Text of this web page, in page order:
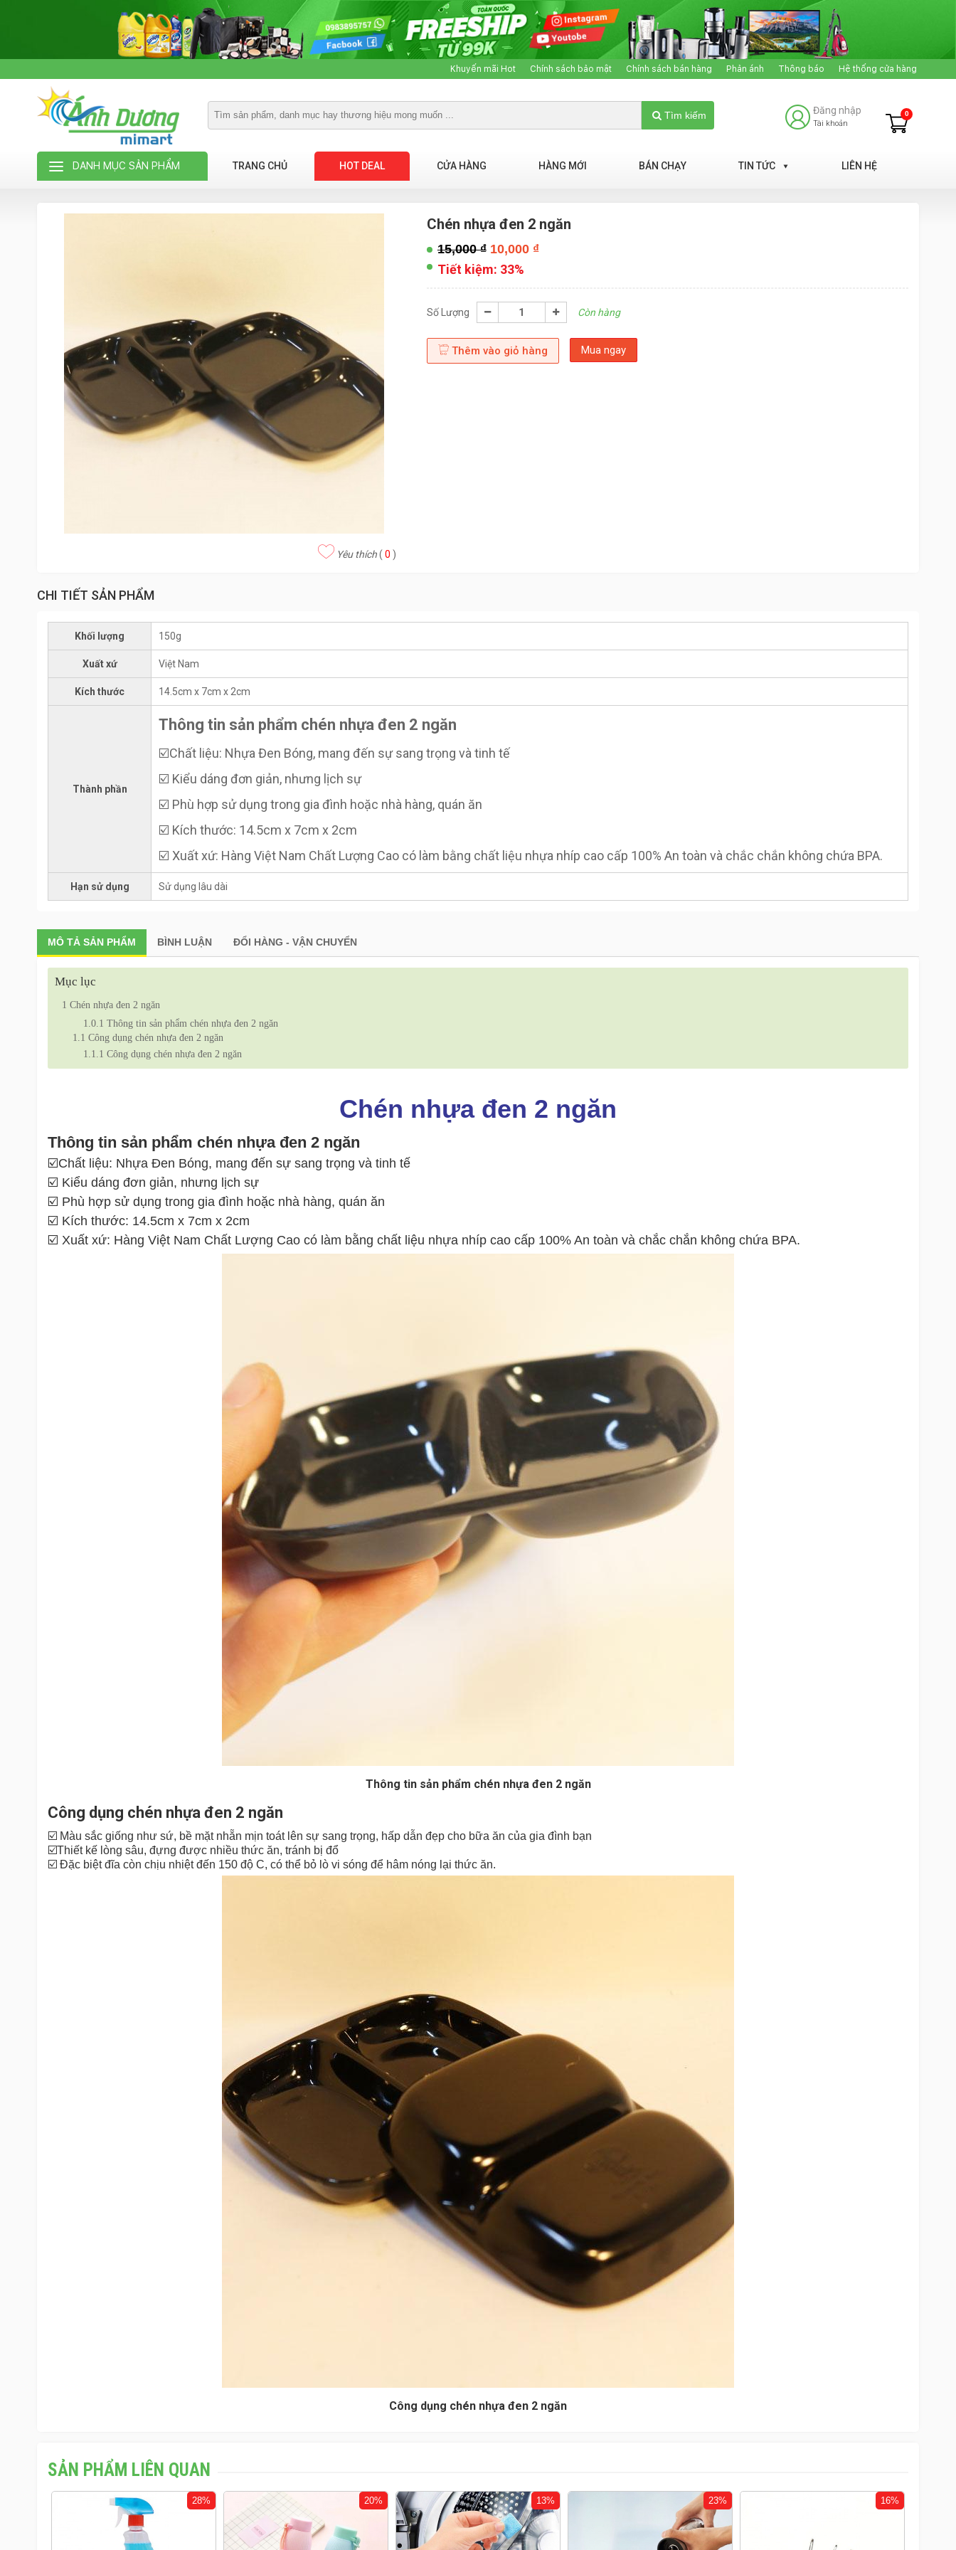
Khuyến mãi Hot Chính sách bảo mật Chính sách bán hàng Phản ánh Thông báo Hệ thống cửa hàng
Tìm kiếm Đăng nhập
Tài khoản
0
DANH MỤC SẢN PHẨM TRANG CHỦ HOT DEAL CỬA HÀNG HÀNG MỚI BÁN CHẠY TIN TỨC LIÊN HỆ
Yêu thích(0 )
Chén nhựa đen 2 ngăn
15,000₫10,000 ₫
Tiết kiệm: 33%
Số Lượng Còn hàng
Thêm vào giỏ hàng Mua ngay
CHI TIẾT SẢN PHẨM
Khối lượng 150g
Xuất xứ Việt Nam
Kích thước 14.5cm x 7cm x 2cm
Thành phần
Thông tin sản phẩm chén nhựa đen 2 ngăn
☑️Chất liệu: Nhựa Đen Bóng, mang đến sự sang trọng và tinh tế
☑️ Kiểu dáng đơn giản, nhưng lịch sự
☑️ Phù hợp sử dụng trong gia đình hoặc nhà hàng, quán ăn
☑️ Kích thước: 14.5cm x 7cm x 2cm
☑️ Xuất xứ: Hàng Việt Nam Chất Lượng Cao có làm bằng chất liệu nhựa nhíp cao cấp 100% An toàn và chắc chắn không chứa BPA.
Hạn sử dụng Sử dụng lâu dài
MÔ TẢ SẢN PHẨM BÌNH LUẬN ĐỔI HÀNG - VẬN CHUYỂN
Mục lục
1 Chén nhựa đen 2 ngăn
1.0.1 Thông tin sản phẩm chén nhựa đen 2 ngăn
1.1 Công dụng chén nhựa đen 2 ngăn
1.1.1 Công dụng chén nhựa đen 2 ngăn
Chén nhựa đen 2 ngăn
Thông tin sản phẩm chén nhựa đen 2 ngăn
☑️Chất liệu: Nhựa Đen Bóng, mang đến sự sang trọng và tinh tế
☑️ Kiểu dáng đơn giản, nhưng lịch sự
☑️ Phù hợp sử dụng trong gia đình hoặc nhà hàng, quán ăn
☑️ Kích thước: 14.5cm x 7cm x 2cm
☑️ Xuất xứ: Hàng Việt Nam Chất Lượng Cao có làm bằng chất liệu nhựa nhíp cao cấp 100% An toàn và chắc chắn không chứa BPA.
Thông tin sản phẩm chén nhựa đen 2 ngăn
Công dụng chén nhựa đen 2 ngăn
☑️ Màu sắc giống như sứ, bề mặt nhẵn mịn toát lên sự sang trọng, hấp dẫn đẹp cho bữa ăn của gia đình bạn
☑️Thiết kế lòng sâu, đựng được nhiều thức ăn, tránh bị đổ
☑️ Đặc biệt đĩa còn chịu nhiệt đến 150 độ C, có thể bỏ lò vi sóng để hâm nóng lại thức ăn.
Công dụng chén nhựa đen 2 ngăn
SẢN PHẨM LIÊN QUAN
20% 13% 23% 16% 16%